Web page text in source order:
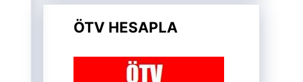
ÖTV HESAPLA